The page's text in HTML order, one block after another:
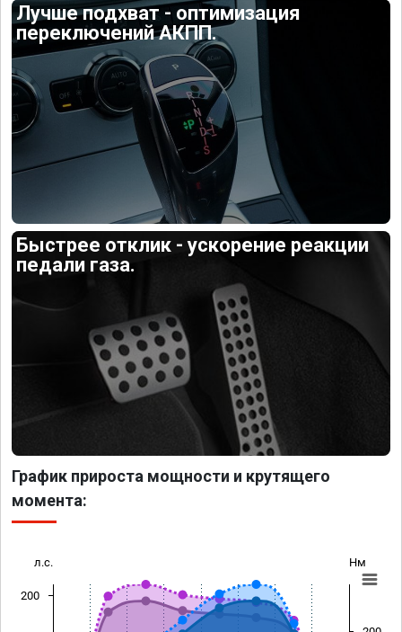
Лучше подхват - оптимизация
переключений АКПП.
Быстрее отклик - ускорение реакции
педали газа.
График прироста мощности и крутящего
момента:
л.с. Нм
200